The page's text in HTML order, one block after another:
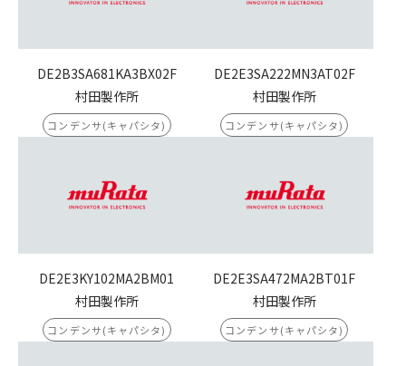
DE2B3SA681KA3BX02F
村田製作所
コンデンサ(キャパシタ)
DE2E3SA222MN3AT02F
村田製作所
コンデンサ(キャパシタ)
DE2E3KY102MA2BM01
村田製作所
コンデンサ(キャパシタ)
DE2E3SA472MA2BT01F
村田製作所
コンデンサ(キャパシタ)